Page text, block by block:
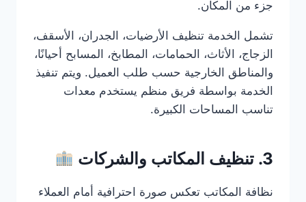
جزء من المكان.
تشمل الخدمة تنظيف الأرضيات، الجدران، الأسقف،
الزجاج، الأثاث، الحمامات، المطابخ، المسابح أحيانًا،
والمناطق الخارجية حسب طلب العميل. ويتم تنفيذ
الخدمة بواسطة فريق منظم يستخدم معدات
تناسب المساحات الكبيرة.
3. تنظيف المكاتب والشركات
نظافة المكاتب تعكس صورة احترافية أمام العملاء